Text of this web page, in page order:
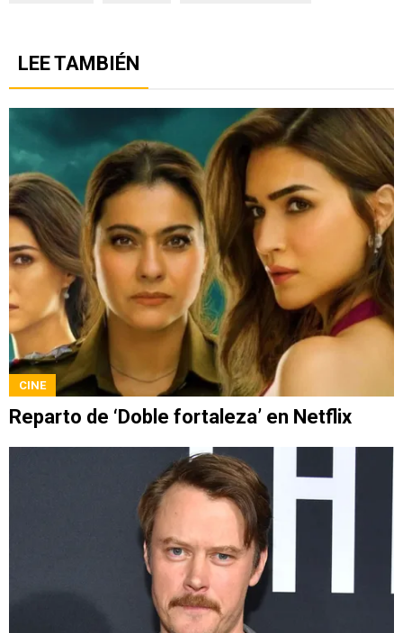
LEE TAMBIÉN
CINE
Reparto de ‘Doble fortaleza’ en Netflix